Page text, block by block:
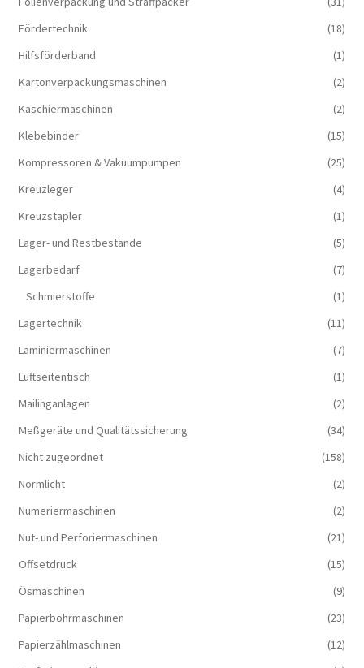
Fördertechnik
(18)
Hilfsförderband
(1)
Kartonverpackungsmaschinen
(2)
Kaschiermaschinen
(2)
Klebebinder
(15)
Kompressoren & Vakuum­pumpen
(25)
Kreuzleger
(4)
Kreuzstapler
(1)
Lager- und Restbestände
(5)
Lagerbedarf
(7)
Schmierstoffe
(1)
Lagertechnik
(11)
Laminiermaschinen
(7)
Luftseitentisch
(1)
Mailinganlagen
(2)
Meßgeräte und Qualitätssicherung
(34)
Nicht zugeordnet
(158)
Normlicht
(2)
Numeriermaschinen
(2)
Nut- und Perforiermaschinen
(21)
Offsetdruck
(15)
Ösmaschinen
(9)
Papierbohrmaschinen
(23)
Papierzählmaschinen
(12)